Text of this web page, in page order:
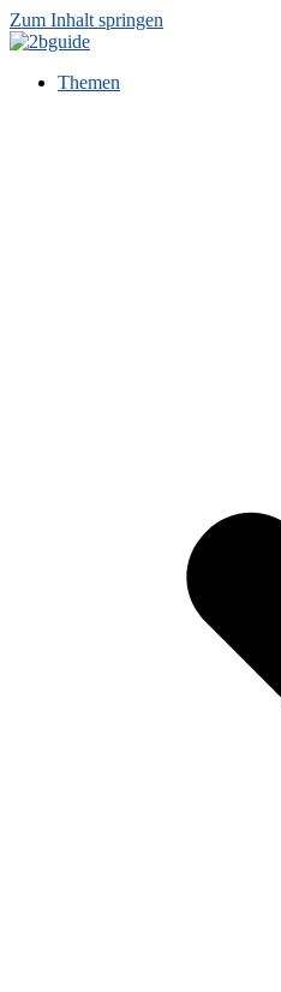
Zum Inhalt springen
Themen